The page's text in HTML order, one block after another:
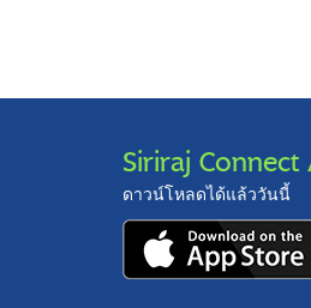
Siriraj
ดาวน์โหลดได้แล้ววันนี้